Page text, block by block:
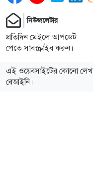
স্মার্টফোন
১৩
করেছিলেন
নিউজলেটার
প্রতিদিন মেইলে আপডেট
পেতে সাবস্ক্রাইব করুন।
এই ওয়েবসাইটের কোনো
বেআইনি।